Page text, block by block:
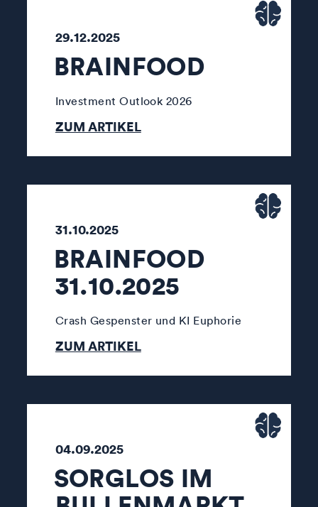
29.12.2025
BRAINFOOD
Investment Outlook 2026
ZUM ARTIKEL
31.10.2025
BRAINFOOD
31.10.2025
Crash Gespenster und KI Euphorie
ZUM ARTIKEL
04.09.2025
SORGLOS IM